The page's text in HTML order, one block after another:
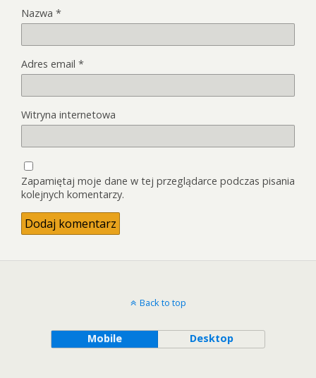
Nazwa *
Adres email *
Witryna internetowa
Zapamiętaj moje dane w tej przeglądarce podczas pisania
kolejnych komentarzy.
Back to top
Mobile Desktop